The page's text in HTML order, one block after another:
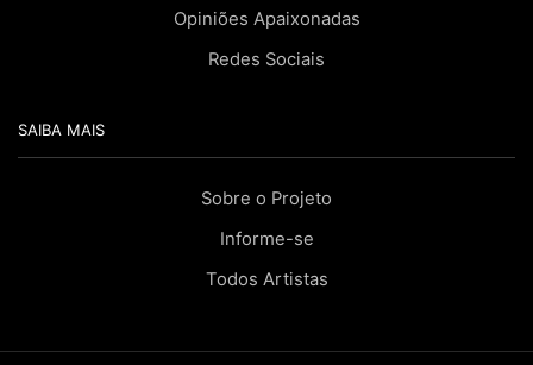
Opiniões Apaixonadas
Redes Sociais
SAIBA MAIS
Sobre o Projeto
Informe-se
Todos Artistas